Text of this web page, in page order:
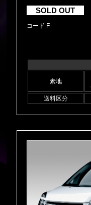
SOLD OUT
コード F
素地
送料区分